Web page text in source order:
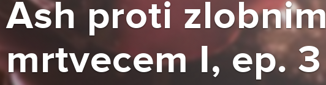
Ash proti zlobnim
mrtvecem I, ep. 3